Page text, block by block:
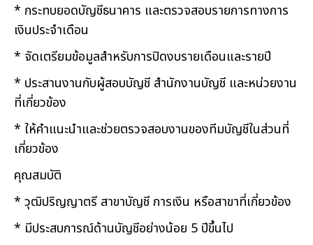
* กระทบยอดบัญชีธนาคาร และตรวจสอบรายการทางการ
เงินประจำเดือน
* จัดเตรียมข้อมูลสำหรับการปิดงบรายเดือนและรายปี
* ประสานงานกับผู้สอบบัญชี สำนักงานบัญชี และหน่วยงาน
ที่เกี่ยวข้อง
* ให้คำแนะนำและช่วยตรวจสอบงานของทีมบัญชีในส่วนที่
เกี่ยวข้อง
คุณสมบัติ
* วุฒิปริญญาตรี สาขาบัญชี การเงิน หรือสาขาที่เกี่ยวข้อง
* มีประสบการณ์ด้านบัญชีอย่างน้อย 5 ปีขึ้นไป